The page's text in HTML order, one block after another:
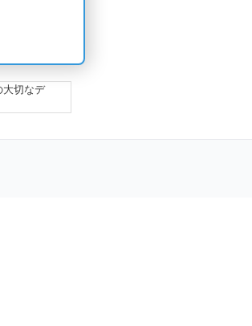
大切なデ